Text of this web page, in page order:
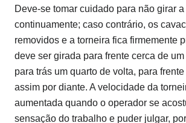
Deve-se tomar cuidado para não girar
continuamente; caso contrário, os
removidos e a torneira fica firmemente
deve ser girada para frente cerca de
para trás um quarto de volta, para
assim por diante. A velocidade da
aumentada quando o operador se
sensação do trabalho e puder julgar,